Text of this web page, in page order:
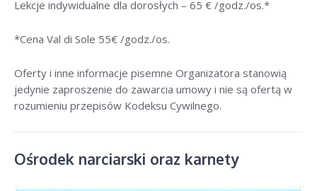
Lekcje indywidualne dla dorosłych – 65 € /godz./os.*
*Cena Val di Sole 55€ /godz./os.
Oferty i inne informacje pisemne Organizatora stanowią
jedynie zaproszenie do zawarcia umowy i nie są ofertą w
rozumieniu przepisów Kodeksu Cywilnego.
Ośrodek narciarski oraz karnety